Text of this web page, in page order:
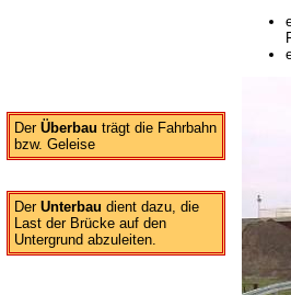
Der Überbau trägt die Fahrbahn
bzw. Geleise
Der Unterbau dient dazu, die
Last der Brücke auf den
Untergrund abzuleiten.